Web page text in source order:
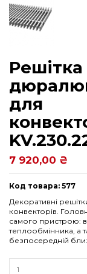
Решітка
для
7 920,00 ₴
Код товара: 577
Декоративні
конвекторів.
самого пристрою:
теплообмінника, а
безпосередній